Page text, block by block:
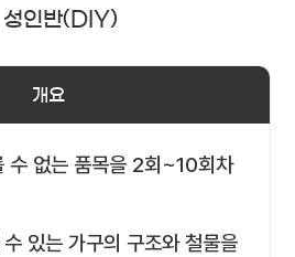
인반(DIY)
개요
수 없는 품목을 2회~10회차
있는 가구의 구조와 철물을